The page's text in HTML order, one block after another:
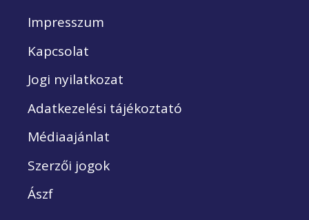
Impresszum
Kapcsolat
Jogi nyilatkozat
Adatkezelési tájékoztató
Médiaajánlat
Szerzői jogok
Ászf